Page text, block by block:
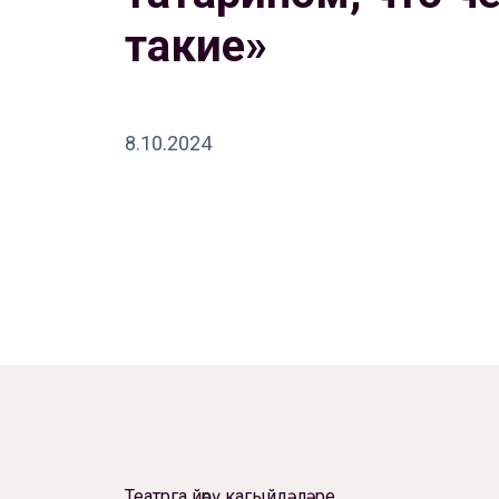
такие»
8.10.2024